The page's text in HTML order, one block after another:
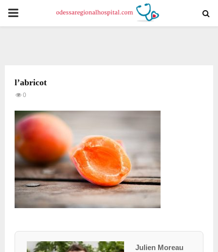
PRIMARY
l’abricot
0
Julien Moreau